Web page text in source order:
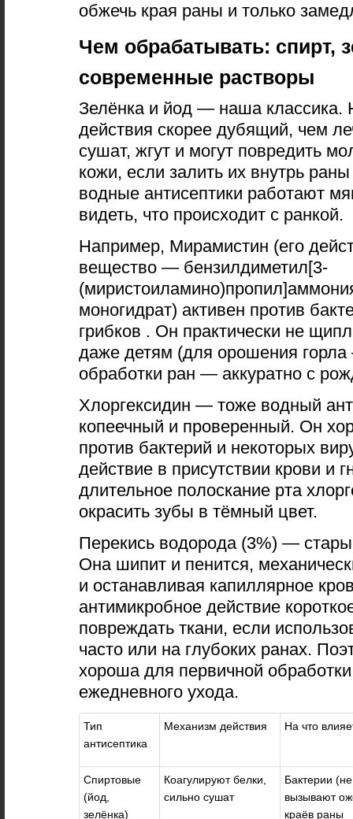
обжечь края раны и только
Чем обрабатывать: спирт,
современные растворы
Зелёнка и йод — наша классика.
действия скорее дубящий, чем
сушат, жгут и могут повредить
кожи, если залить их внутрь
водные антисептики работают
видеть, что происходит с ранкой.
Например, Мирамистин (его
вещество — бензилдиметил[3-
моногидрат) активен против
грибков . Он практически не
даже детям (для орошения
обработки ран — аккуратно с
Хлоргексидин — тоже водный
копеечный и проверенный. Он
против бактерий и некоторых
действие в присутствии крови и
длительное полоскание рта
окрасить зубы в тёмный цвет.
Перекись водорода (3%) —
Она шипит и пенится,
и останавливая капиллярное
антимикробное действие
повреждать ткани, если
часто или на глубоких ранах.
хороша для первичной
ежедневного ухода.
Тип
антисептика
Механизм действия На что
Спиртовые
(йод,
зелёнка)
Коагулируют белки,
сильно сушат
Бактерии
вызывают
краёв раны